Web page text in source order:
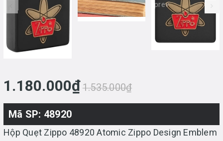
prev
1.180.000₫1.535.000₫
Mã SP: 48920
Hộp Quẹt Zippo 48920 Atomic Zippo Design Emblem